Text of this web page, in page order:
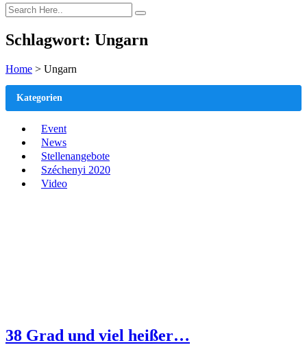
Schlagwort: Ungarn
Home > Ungarn
38 Grad und viel heißer…
Kategorien
Event
News
Stellenangebote
Széchenyi 2020
Video